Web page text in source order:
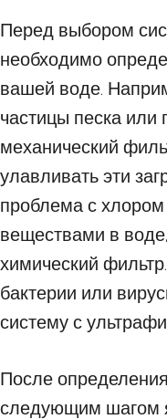
Перед выбором
необходимо
вашей воде.
частицы песка или
механический
улавливать эти
проблема с
веществами в
химический
бактерии или
систему с
После
следующим шагом